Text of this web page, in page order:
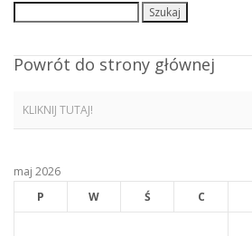
Powrót do strony głównej
KLIKNIJ TUTAJ!
maj 2026
P
W Ś C